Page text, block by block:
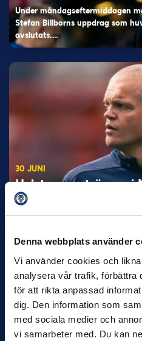
Denna webbplats använder
Vi använder cookies och
analysera vår trafik, förbättra
för att rikta anpassad
dig. Den information som
med sociala medier och
vi samarbeter med. Du kan
Under måndagseftermiddagen
Stefan Billborns uppdrag som
avslutats.…
30 JUNI
Helstrup ny tränare i
Inleder mot…
12 JUNI